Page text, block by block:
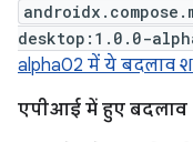
desktop:1.0.0-
alpha02 में ये बदलाव
एपीआई में हुए बदलाव